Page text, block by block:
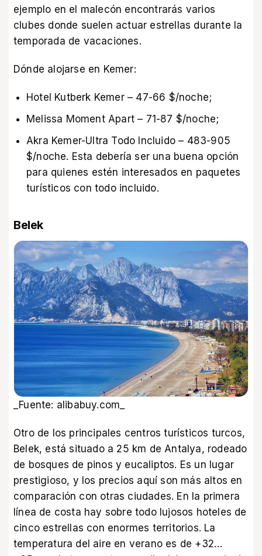
ejemplo en el malecón encontrarás varios
clubes donde suelen actuar estrellas durante la
temporada de vacaciones.
Dónde alojarse en Kemer:
Hotel Kutberk Kemer – 47-66 $/noche;
Melissa Moment Apart – 71-87 $/noche;
Akra Kemer-Ultra Todo Incluido – 483-905
$/noche. Esta debería ser una buena opción
para quienes estén interesados en paquetes
turísticos con todo incluido.
Belek
_Fuente: alibabuy.com_
Otro de los principales centros turísticos turcos,
Belek, está situado a 25 km de Antalya, rodeado
de bosques de pinos y eucaliptos. Es un lugar
prestigioso, y los precios aquí son más altos en
comparación con otras ciudades. En la primera
línea de costa hay sobre todo lujosos hoteles de
cinco estrellas con enormes territorios. La
temperatura del aire en verano es de +32…